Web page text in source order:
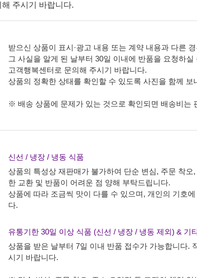
주시기 바랍니다.
받으신 상품이 표시·광고 내용 또는 계약 내용과 다른
그 사실을 알게 된 날부터 30일 이내에 반품을 요청하실
고객행복센터로 문의해 주시기 바랍니다.
상품의 정확한 상태를 확인할 수 있도록 사진을 함께
※ 배송 상품에 문제가 있는 것으로 확인되면 배송비는
신선 / 냉장 / 냉동 식품
상품의 특성상 재판매가 불가하여 단순 변심, 주문 착
한 교환 및 반품이 어려운 점 양해 부탁드립니다.
상품에 따라 조금씩 맛이 다를 수 있으며, 개인의 기호
다.
유통기한 30일 이상 식품 (신선 / 냉장 / 냉동 제외) & 기
상품을 받은 날부터 7일 이내 반품 접수가 가능합니다.
시기 바랍니다.